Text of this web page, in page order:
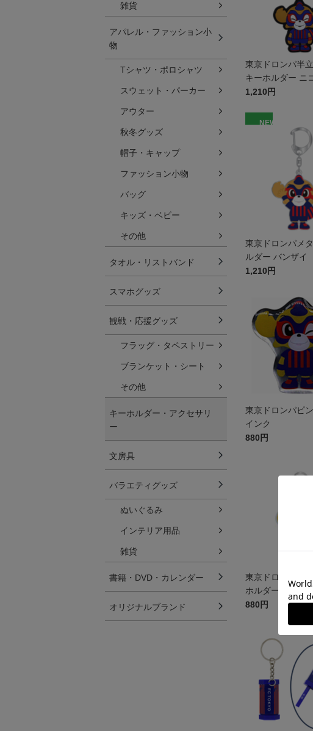
東京ドロンパ半
キーホルダー ニ
1,210円
NEW
東京ドロンパメ
ルダー バンザイ
1,210円
東京ドロンパピ
インク
880円
東京ドロンパアク
ホルダー ニコニコ
880円
雑貨
アパレル・ファッション小
物
Tシャツ・ポロシャツ
スウェット・パーカー
アウター
秋冬グッズ
帽子・キャップ
ファッション小物
バッグ
キッズ・ベビー
その他
タオル・リストバンド
スマホグッズ
観戦・応援グッズ
フラッグ・タペストリー
ブランケット・シート
その他
キーホルダー・アクセサリ
ー
文房具
バラエティグッズ
ぬいぐるみ
インテリア用品
雑貨
書籍・DVD・カレンダー
オリジナルブランド